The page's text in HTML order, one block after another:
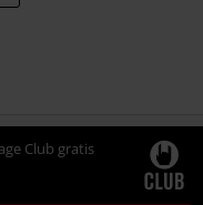
Club gratis